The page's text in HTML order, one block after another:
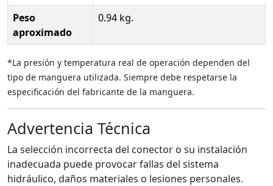
Peso
aproximado
0.94 kg.
*La presión y temperatura real de operación dependen del
tipo de manguera utilizada. Siempre debe respetarse la
especificación del fabricante de la manguera.
Advertencia Técnica
La selección incorrecta del conector o su instalación
inadecuada puede provocar fallas del sistema
hidráulico, daños materiales o lesiones personales.